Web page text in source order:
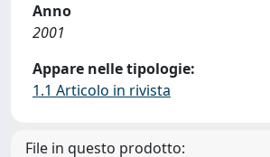
Anno
2001
Appare nelle tipologie:
1.1 Articolo in rivista
File in questo prodotto: